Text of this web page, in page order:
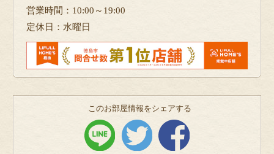
営業時間：10:00～19:00
定休日：水曜日
このお部屋情報をシェアする